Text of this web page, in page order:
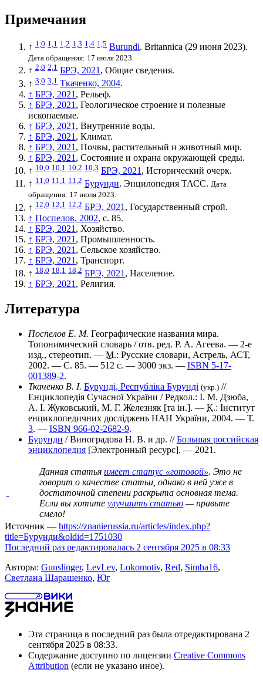
Примечания
↑ 1,0 1,1 1,2 1,3 1,4 1,5 Burundi. Britannica (29 июня 2023).
Дата обращения: 17 июля 2023.
↑ 2,0 2,1 БРЭ, 2021 , Общие сведения.
↑ 3,0 3,1 Ткаченко, 2004.
↑ БРЭ, 2021 , Рельеф.
↑ БРЭ, 2021 , Геологическое строение и полезные
ископаемые.
↑ БРЭ, 2021 , Внутренние воды.
↑ БРЭ, 2021 , Климат.
↑ БРЭ, 2021 , Почвы, растительный и животный мир.
↑ БРЭ, 2021 , Состояние и охрана окружающей среды.
↑ 10,0 10,1 10,2 10,3 БРЭ, 2021 , Исторический очерк.
↑ 11,0 11,1 11,2 Бурунди. Энцилопедия ТАСС. Дата
обращения: 17 июля 2023.
↑ 12,0 12,1 12,2 БРЭ, 2021, Государственный строй.
↑ Поспелов, 2002, с. 85.
↑ БРЭ, 2021 , Хозяйство.
↑ БРЭ, 2021 , Промышленность.
↑ БРЭ, 2021 , Сельское хозяйство.
↑ БРЭ, 2021 , Транспорт.
↑ 18,0 18,1 18,2 БРЭ, 2021 , Население.
↑ БРЭ, 2021 , Религия.
Литература
Поспелов Е. М. Географические названия мира.
Топонимический словарь / отв. ред. Р. А. Агеева. — 2-е
изд., стереотип. — М.: Русские словари, Астрель, АСТ,
2002. — С. 85. — 512 с. — 3000 экз. — ISBN 5-17-
001389-2.
Ткаченко В. І. Бурунді, Республіка Бурунді (укр.) //
Енциклопедія Сучасної України / Редкол.: І. М. Дзюба,
А. І. Жуковський, М. Г. Железняк [та ін.]. — К.: Інститут
енциклопедичних досліджень НАН України, 2004. — Т.
3. — ISBN 966-02-2682-9.
Бурунди / Виноградова Н. В. и др. //Большая российская
энциклопедия [Электронный ресурс]. — 2021.
Данная статья имеет статус «готовой». Это не
говорит о качестве статьи , однако в ней уже в
достаточной степени раскрыта основная тема.
Если вы хотите улучшить статью — правьте
смело!
Источник — https://znanierussia.ru/articles/index.php?
title=Бурунди&oldid=1751030
Последний раз редактировалась 2 сентября 2025 в 08:33
Авторы: Gunslinger, LevLev, Lokomotiv, Red, Simba16,
Светлана Шарашенко, Юг
Эта страница в последний раз была отредактирована 2
сентября 2025 в 08:33.
Содержание доступно по лицензии Creative Commons
Attribution (если не указано иное).